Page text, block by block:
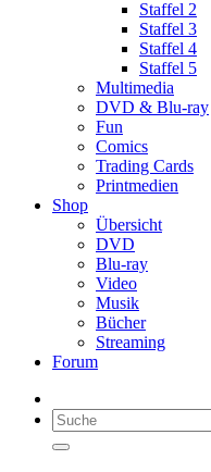
Staffel 2
Staffel 3
Staffel 4
Staffel 5
Multimedia
DVD & Blu-ray
Fun
Comics
Trading Cards
Printmedien
Shop
Übersicht
DVD
Blu-ray
Video
Musik
Bücher
Streaming
Forum